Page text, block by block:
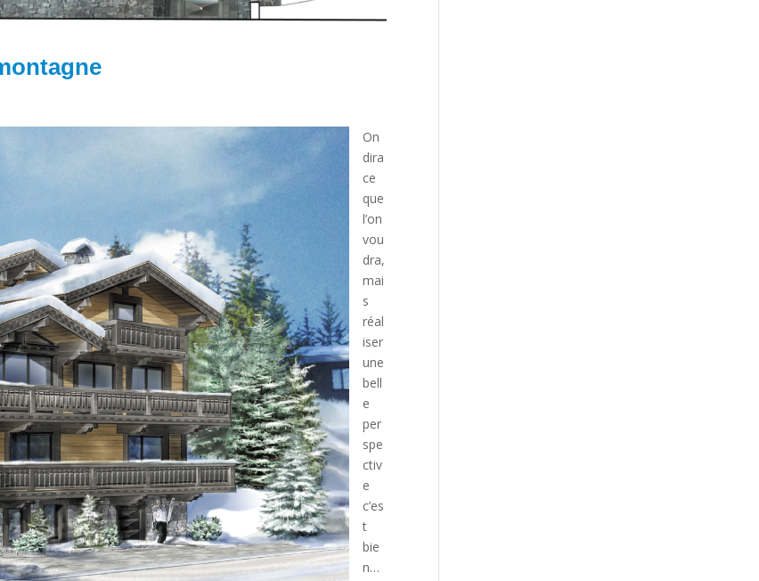
On
dira
ce
que
l’on
vou
dra,
mai
s
réal
iser
une
bell
e
per
spe
ctiv
e
c’es
t
bie
n…